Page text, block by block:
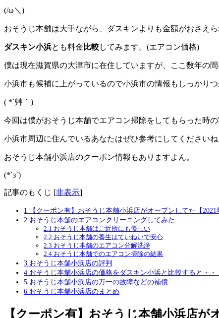
(/ω＼)
おそうじ本舗は大手ながら、ダスキンよりも金額がおさえら
ダスキン小浜とも料金 比較してみます。(エアコン価格)
僕は現在滋賀県の大津市に在住していますが、ここ数年の
小浜市も候補に上がっているので小浜市の情報もしっかりつ
( *´艸｀)
今回は僕がおそうじ本舗でエアコン掃除をしてもらった時の
小浜市周辺に住んでいるあなたはぜひ参考にしてくださいね
おそうじ本舗小浜店のクーポン情報もありますよん。
(*´з`)
記事のもくじ [非表示]
1
【クーポン有】おそうじ本舗小浜店がオープンしてた【2021
2 おそうじ本舗のエアコンクリーニングしてみた
2.1 おそうじ本舗はご近所にも優しい
2.2 おそうじ本舗の養生はていねいで安心
2.3 おそうじ本舗のエアコン分解洗浄
2.4 おそうじ本舗でのエアコン掃除の結果
3 おそうじ本舗小浜店の評判
4 おそうじ本舗小浜店の価格をダスキン小浜と比較すると・・
5 おそうじ本舗小浜店の万一の故障などの補償
6 おそうじ本舗小浜店のまとめ
【クーポン有】おそうじ本舗小浜店が